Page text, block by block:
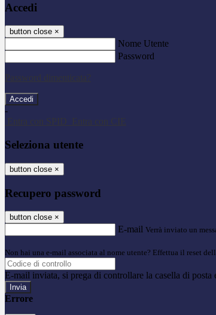
Accedi
button close ×
Nome Utente
Password
Password dimenticata?
-
Entra con SPID
Entra con CIE
Seleziona utente
button close ×
Recupero password
button close ×
E-mail Verrà inviato un
Non hai una e-mail associata al nome utente? Effettua il reset
E-mail inviata, si prega di controllare la casella di posta
Errore